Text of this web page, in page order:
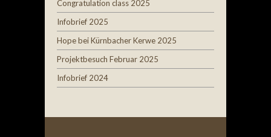
Congratulation class 2025
Infobrief 2025
Hope bei Kürnbacher Kerwe 2025
Projektbesuch Februar 2025
Infobrief 2024